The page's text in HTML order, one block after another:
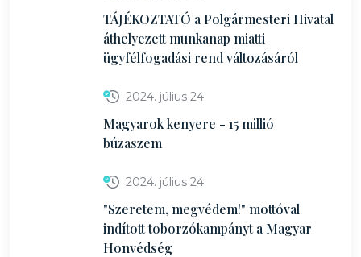
TÁJÉKOZTATÓ a Polgármesteri Hivatal
áthelyezett munkanap miatti
ügyfélfogadási rend változásáról
2024. július 24.
Magyarok kenyere - 15 millió
búzaszem
2024. július 24.
"Szeretem, megvédem!" mottóval
indított toborzókampányt a Magyar
Honvédség